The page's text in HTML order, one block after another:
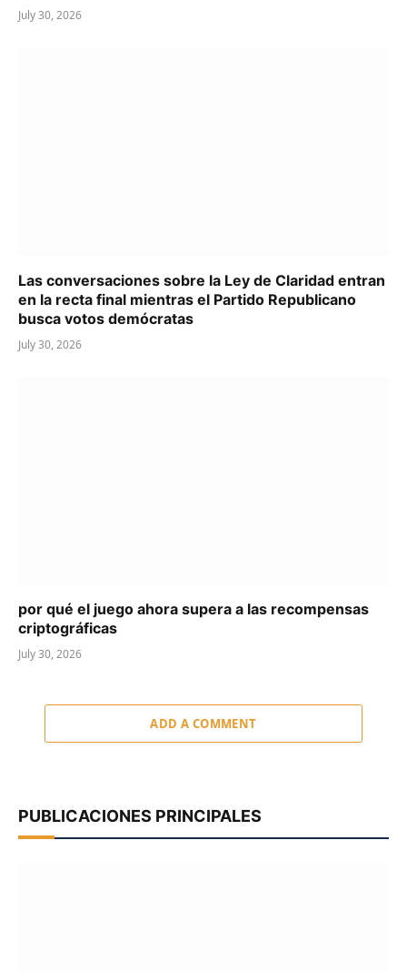
July 30, 2026
Las conversaciones sobre la Ley de Claridad entran
en la recta final mientras el Partido Republicano
busca votos demócratas
July 30, 2026
por qué el juego ahora supera a las recompensas
criptográficas
July 30, 2026
ADD A COMMENT
PUBLICACIONES PRINCIPALES